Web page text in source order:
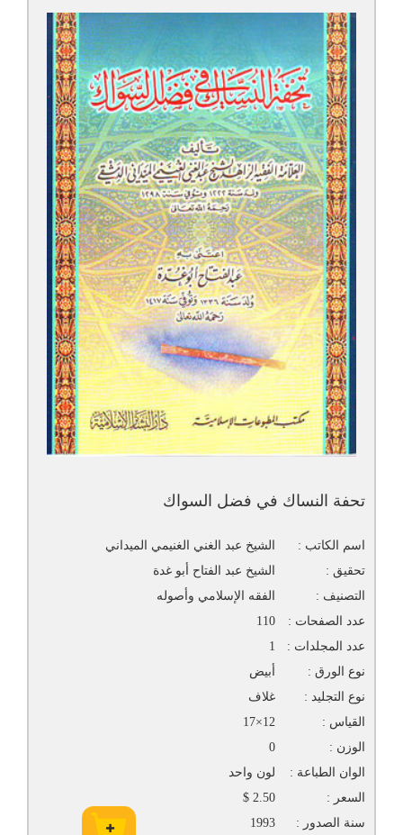
تحفة النساك في فضل السواك
اسم الكاتب :
الشيخ عبد الغني الغنيمي الميداني
تحقيق :
الشيخ عبد الفتاح أبو غدة
التصنيف :
الفقه الإسلامي وأصوله
عدد الصفحات :
110
عدد المجلدات :
1
نوع الورق :
أبيض
نوع التجليد :
غلاف
القياس :
12×17
الوزن :
0
الوان الطباعة :
لون واحد
السعر :
2.50 $
سنة الصدور :
1993